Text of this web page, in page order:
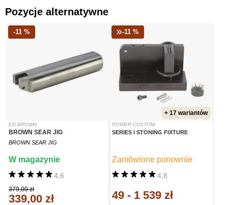
Pozycje alternatywne
-11 %
ED BROWN
BROWN SEAR JIG
BROWN SEAR JIG
4,6
W magazynie
379,00 zł
339,00 zł
-11 %
+ 17 wariantów
POWER CUSTOM
SERIES I STONING FIXTURE
4,8
Zamówione ponownie
49 - 1 539 zł